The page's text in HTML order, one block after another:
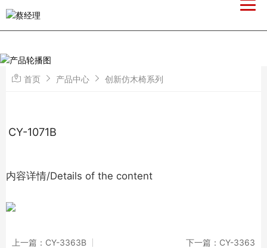
首页 产品中心 创新仿木椅系列
CY-1071B
内容详情/Details of the content
上一篇：CY-3363B 下一篇：CY-3363